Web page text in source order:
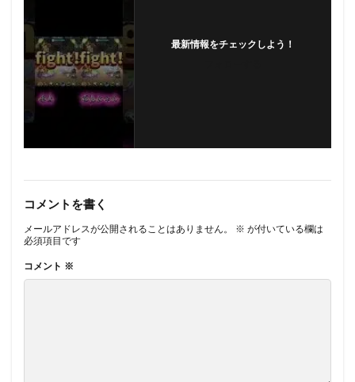
最新情報をチェックしよう！
コメントを書く
メールアドレスが公開されることはありません。 ※ が付いている欄は
必須項目です
コメント ※